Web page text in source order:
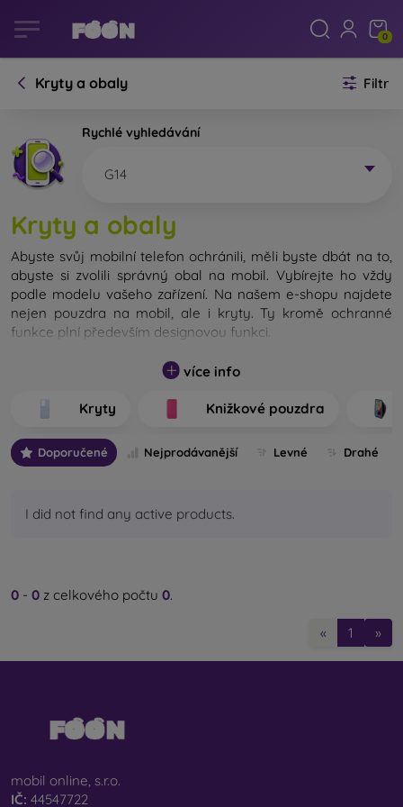
0
Kryty a obaly Filtr
Rychlé vyhledávání
G14
Kryty a obaly
Abyste svůj mobilní telefon ochránili, měli byste dbát na to,
abyste si zvolili správný obal na mobil. Vybírejte ho vždy
podle modelu vašeho zařízení. Na našem e-shopu najdete
nejen pouzdra na mobil, ale i kryty. Ty kromě ochranné
funkce plní především designovou funkci.
Kryt na mobil můžeme také nazvat zadní kryt. Je určen na
ochranu zadní části telefonu. Jednotlivé kryty na mobil se
liší hlavně tloušťkou a použitým materiálem na jejich
výrobu.
Jaké typy zadních krytů na mobil rozlišujeme?
se o ultratenké gumové nebo silikonové kryty, které
mají výbornou pružnost a jsou spolehlivé. Nejčastěji se
chtějí ukázat světu. Přesto však chtějí, aby byl jejich
telefon chráněný. Výhodou je, že nevymačká nalepené
ochranné sklo na mobil. Můžete proto sáhnout i po
celotvářovém 3D tvrzeném skle, které spolu s krytem
Stylové zadní kryty
nim jedinečným způsobem vyjádřit svou osobnost či
více info
Kryty Knižkové pouzdra
Doporučené Nejprodávanější Levné Drahé
I did not find any active products.
0 - 0 z celkového počtu 0.
« 1 »
mobil online, s.r.o.
IČ: 44547722